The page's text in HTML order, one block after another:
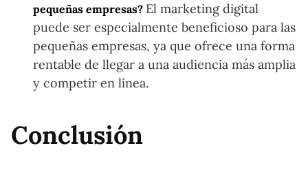
pequeñas empresas? El marketing digital
puede ser especialmente beneficioso para las
pequeñas empresas, ya que ofrece una forma
rentable de llegar a una audiencia más amplia
y competir en línea.
Conclusión